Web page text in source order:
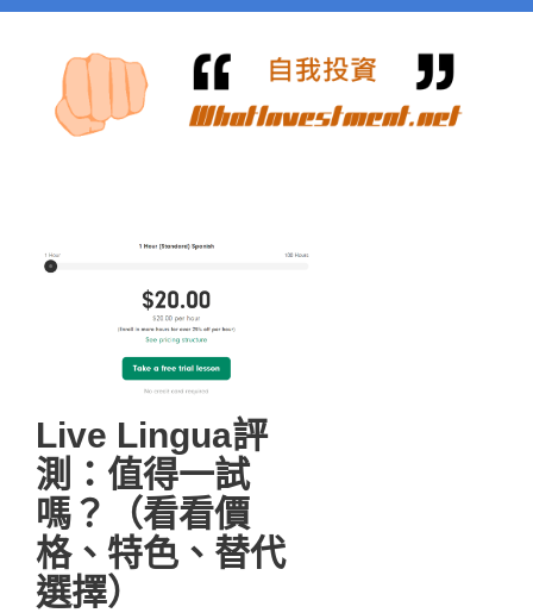
Live Lingua評
測：值得一試
嗎？（看看價
格、特色、替代
選擇）